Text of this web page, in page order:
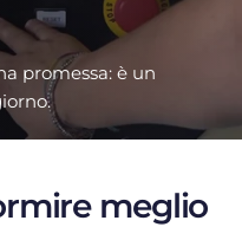
promessa: è un
meglio